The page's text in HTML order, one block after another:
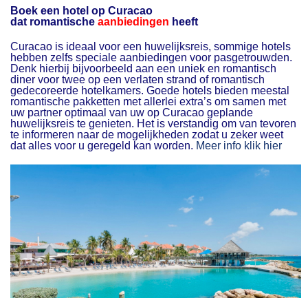
Boek een hotel op Curacao
dat romantischeaanbiedingen heeft
Curacao is ideaal voor een huwelijksreis, sommige hotels
hebben zelfs speciale aanbiedingen voor pasgetrouwden.
Denk hierbij bijvoorbeeld aan een uniek en romantisch
diner voor twee op een verlaten strand of romantisch
gedecoreerde hotelkamers. Goede hotels bieden meestal
romantische pakketten met allerlei extra’s om samen met
uw partner optimaal van uw op Curacao geplande
huwelijksreis te genieten. Het is verstandig om van tevoren
te informeren naar de mogelijkheden zodat u zeker weet
dat alles voor u geregeld kan worden. Meer info klik hier